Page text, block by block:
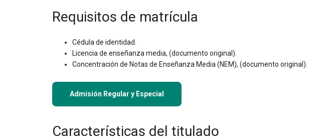
Requisitos de matrícula
Cédula de identidad.
Licencia de enseñanza media, (documento original).
Concentración de Notas de Enseñanza Media (NEM), (documento original).
Admisión Regular y Especial
Características del titulado